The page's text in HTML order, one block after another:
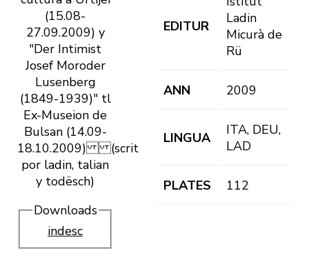
(15.08-
27.09.2009) y
"Der Intimist
Josef Moroder
Lusenberg
(1849-1939)" tl
Ex-Museion de
Bulsan (14.09-
18.10.2009) (scrit
por ladin, talian
y todësch)
Downloads
indesc
EDITUR
Ladin
Micurà de
Rü
ANN 2009
LINGUA
ITA, DEU,
LAD
PLATES 112